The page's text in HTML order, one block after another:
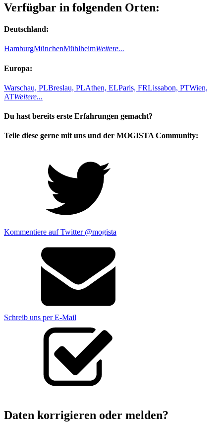
Verfügbar in folgenden Orten:
Deutschland:
HamburgMünchenMühlheimWeitere...
Europa:
Warschau, PLBreslau, PLAthen, ELParis, FRLissabon, PTWien,
ATWeitere...
Du hast bereits erste Erfahrungen gemacht?
Teile diese gerne mit uns und der MOGISTA Community:
Kommentiere auf Twitter @mogista
Schreib uns per E-Mail
Daten korrigieren oder melden?